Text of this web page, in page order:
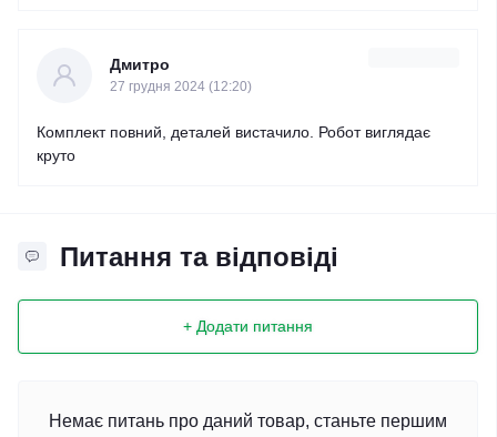
Дмитро
27 грудня 2024 (12:20)
Комплект повний, деталей вистачило. Робот виглядає
круто
Питання та відповіді
+ Додати питання
Немає питань про даний товар, станьте першим